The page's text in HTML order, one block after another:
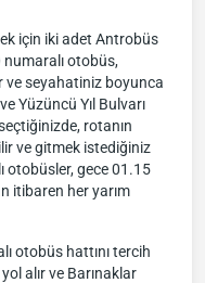
için iki adet Antrobüs
otobüs,
ve seyahatiniz boyunca
Yüzüncü Yıl Bulvarı
rotanın
ve gitmek istediğiniz
otobüsler, gece 01.15
itibaren her yarım
otobüs hattını tercih
alır ve Barınaklar